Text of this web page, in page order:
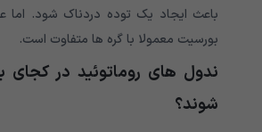
باعث ایجاد یک توده دردناک شود. اما
بورسیت معمولا با گره ها متفاوت است.
ندول های روماتوئید در کجای
شوند؟